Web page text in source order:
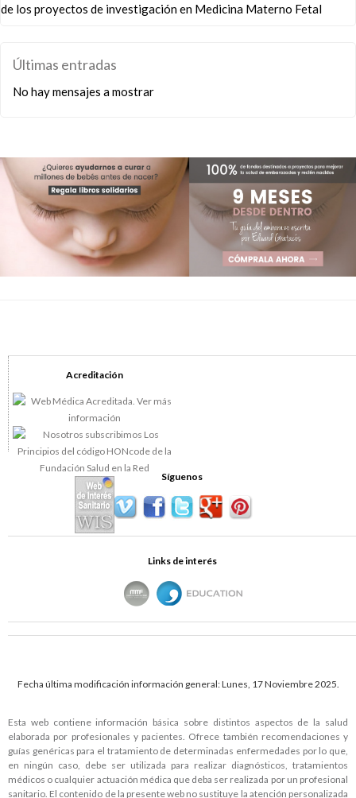
de los proyectos de investigación en Medicina Materno Fetal
Últimas entradas
No hay mensajes a mostrar
Acreditación
Síguenos
Links de interés
Fecha última modificación información general: Lunes, 17 Noviembre 2025.
Esta web contiene información básica sobre distintos aspectos de la salud
elaborada por profesionales y pacientes. Ofrece también recomendaciones y
guías genéricas para el tratamiento de determinadas enfermedades por lo que,
en ningún caso, debe ser utilizada para realizar diagnósticos, tratamientos
médicos o cualquier actuación médica que deba ser realizada por un profesional
sanitario. El contenido de la presente web no sustituye la atención personalizada